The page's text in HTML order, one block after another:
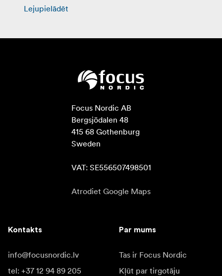
Lejupielādēt
Focus Nordic AB
Bergsjödalen 48
415 68 Gothenburg
Sweden
VAT: SE556507498501
Atrodiet Google Maps
Kontakts
info@focusnordic.lv
tel: +37 12 94 89 205
Par mums
Tas ir Focus Nordic
Kļūt par tirgotāju